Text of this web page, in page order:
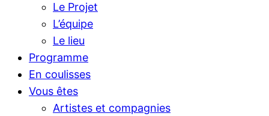
Le Projet
L’équipe
Le lieu
Programme
En coulisses
Vous êtes
Artistes et compagnies